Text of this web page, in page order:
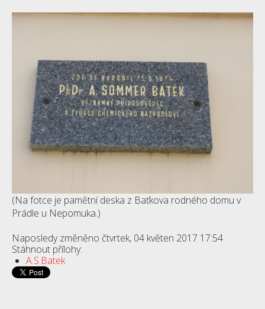
(Na fotce je pamětní deska z Baťkova rodného domu v
Prádle u Nepomuka.)
Naposledy změněno čtvrtek, 04 květen 2017 17:54
Stáhnout přílohy:
A.S.Batek